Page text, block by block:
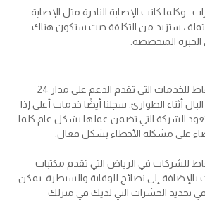
. وكلما كانت الإصابة النادرة مثل الإصابة
، ستزيد من التكلفة حيث ستكون هناك
الخبرة المتخصصة.
لقد منحنا المزيد من النقاط للخدمات التي تقدم الدعم على مدار 24
أثناء الطوارئ. سجلنا أيضًا خدمات أعلى إذا
الشركة التي تضمن عملها بشكل عام كلما
على مشكلة الأخطاء بشكل فعال.
للشركات في الرياض التي تقدم مكتبات
إلى نصائح للوقاية والسيطرة. يمكن
تحديد الحشرات التي لديك في منزلك